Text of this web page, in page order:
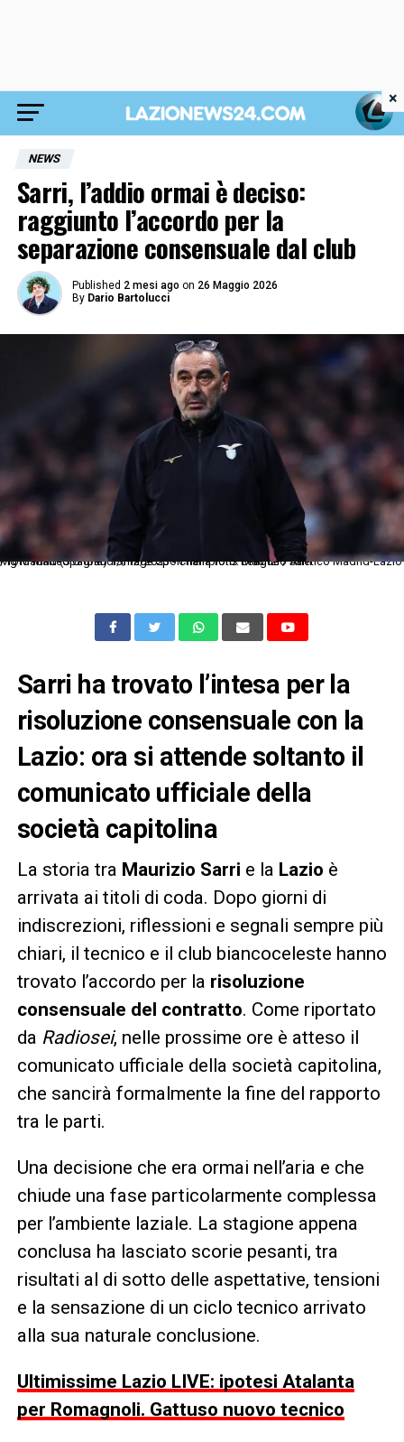
NEWS
Sarri, l’addio ormai è deciso:
raggiunto l’accordo per la
separazione consensuale dal club
Published 2 mesi ago on 26 Maggio 2026
By Dario Bartolucci
Mg Madrid (Spagna) 13/12/2023 - Champions League / Atletico Madrid-Lazio / foto Matteo Gribaudi/Image Sport nella foto: Maurizio Sarri
Sarri ha trovato l’intesa per la
risoluzione consensuale con la
Lazio: ora si attende soltanto il
comunicato ufficiale della
società capitolina
La storia tra Maurizio Sarri e la Lazio è
arrivata ai titoli di coda. Dopo giorni di
indiscrezioni, riflessioni e segnali sempre più
chiari, il tecnico e il club biancoceleste hanno
trovato l’accordo per la risoluzione
consensuale del contratto. Come riportato
da Radiosei, nelle prossime ore è atteso il
comunicato ufficiale della società capitolina,
che sancirà formalmente la fine del rapporto
tra le parti.
Una decisione che era ormai nell’aria e che
chiude una fase particolarmente complessa
per l’ambiente laziale. La stagione appena
conclusa ha lasciato scorie pesanti, tra
risultati al di sotto delle aspettative, tensioni
e la sensazione di un ciclo tecnico arrivato
alla sua naturale conclusione.
Ultimissime Lazio LIVE: ipotesi Atalanta
per Romagnoli. Gattuso nuovo tecnico
×